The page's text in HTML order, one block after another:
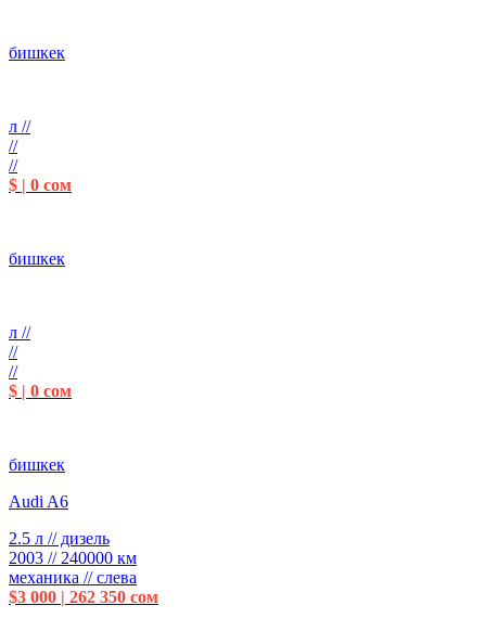
бишкек
л //
//
//
$ | 0 сом
бишкек
л //
//
//
$ | 0 сом
бишкек
Audi A6
2.5 л // дизель
2003 // 240000 км
механика // слева
$3 000 | 262 350 сом